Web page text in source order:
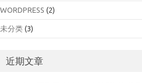
WORDPRESS (2)
未分类 (3)
近期文章